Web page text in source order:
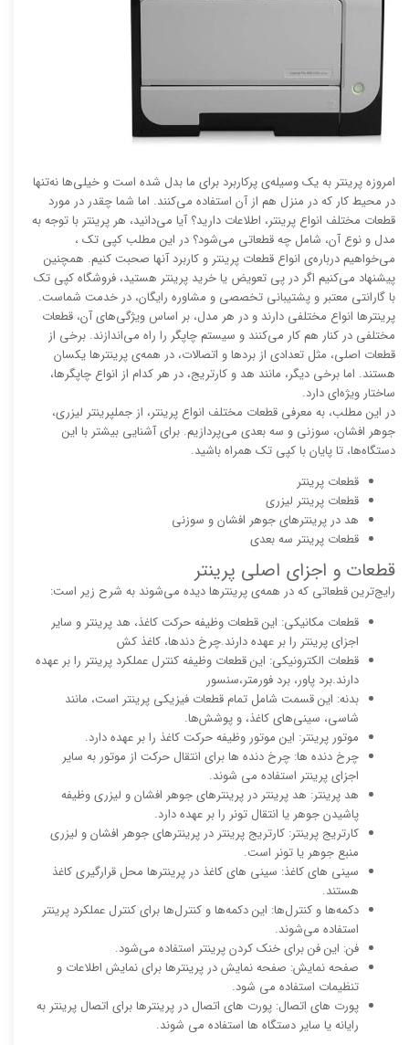
امروزه پرینتر به یک وسیله‌ی پرکاربرد برای ما بدل شده است و خیلی‌ها نه‌تنها
در محیط کار که در منزل هم از آن استفاده می‌کنند. اما شما چقدر در مورد
قطعات مختلف انواع پرینتر، اطلاعات دارید؟ آیا می‌دانید، هر پرینتر با توجه به
مدل و نوع آن، شامل چه قطعاتی می‌شود؟ در این مطلب کپی تک ،
می‌خواهیم درباره‌ی انواع قطعات پرینتر و کاربرد آنها صحبت کنیم. همچنین
پیشنهاد می‌کنیم اگر در پی تعویض یا خرید پرینتر هستید، فروشگاه کپی تک
با گارانتی معتبر و پشتیبانی تخصصی و مشاوره رایگان، در خدمت شماست.
پرینترها انواع مختلفی دارند و در هر مدل، بر اساس ویژگی‌های آن، قطعات
مختلفی در کنار هم کار می‌کنند و سیستم چاپگر را راه می‌اندازند. برخی از
قطعات اصلی، مثل تعدادی از بردها و اتصالات، در همه‌ی پرینترها یکسان
هستند. اما برخی دیگر، مانند هد و کارتریج، در هر کدام از انواع چاپگرها،
ساختار ویژه‌ای دارد.
در این مطلب، به معرفی قطعات مختلف انواع پرینتر، از جملپرینتر لیزری،
جوهر افشان، سوزنی و سه بعدی می‌پردازیم. برای آشنایی بیشتر با این
دستگاه‌ها، تا پایان با کپی تک همراه باشید.
قطعات پرینتر
قطعات پرینتر لیزری
هد در پرینترهای جوهر افشان و سوزنی
قطعات پرینتر سه بعدی
قطعات و اجزای اصلی پرینتر
رایج‌ترین قطعاتی که در همه‌ی پرینترها دیده می‌شوند به شرح زیر است:
قطعات مکانیکی: این قطعات وظیفه حرکت کاغذ، هد پرینتر و سایر
اجزای پرینتر را بر عهده دارند.چرخ دندها، کاغذ کش
قطعات الکترونیکی: این قطعات وظیفه کنترل عملکرد پرینتر را بر عهده
دارند.برد پاور، برد فورمتر،سنسور
بدنه: این قسمت شامل تمام قطعات فیزیکی پرینتر است، مانند
شاسی، سینی‌های کاغذ، و پوشش‌ها.
موتور پرینتر: این موتور وظیفه حرکت کاغذ را بر عهده دارد.
چرخ دنده ها: چرخ دنده ها برای انتقال حرکت از موتور به سایر
اجزای پرینتر استفاده می شوند.
هد پرینتر: هد پرینتر در پرینترهای جوهر افشان و لیزری وظیفه
پاشیدن جوهر یا انتقال تونر را بر عهده دارد.
کارتریج پرینتر: کارتریج پرینتر در پرینترهای جوهر افشان و لیزری
منبع جوهر یا تونر است.
سینی های کاغذ: سینی های کاغذ در پرینترها محل قرارگیری کاغذ
هستند.
دکمه‌ها و کنترل‌ها: این دکمه‌ها و کنترل‌ها برای کنترل عملکرد پرینتر
استفاده می‌شوند.
فن: این فن برای خنک کردن پرینتر استفاده می‌شود.
صفحه نمایش: صفحه نمایش در پرینترها برای نمایش اطلاعات و
تنظیمات استفاده می شود.
پورت های اتصال: پورت های اتصال در پرینترها برای اتصال پرینتر به
رایانه یا سایر دستگاه ها استفاده می شوند.